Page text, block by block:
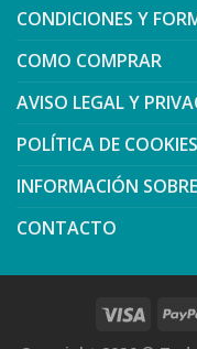
CONDICIONES Y
COMO COMPRAR
AVISO LEGAL Y
POLÍTICA DE COOKIES
INFORMACIÓN
CONTACTO